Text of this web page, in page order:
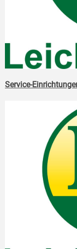
Service-